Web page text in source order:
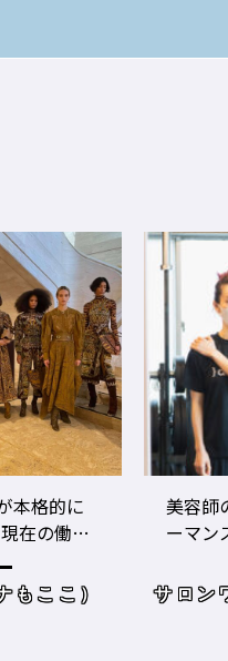
スパフォ
る！ ト
に潜入
売り上げ
LECO
ザキヨ
の目